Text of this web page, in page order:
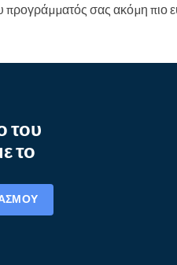
προγράμματός σας ακόμη πιο
του
το